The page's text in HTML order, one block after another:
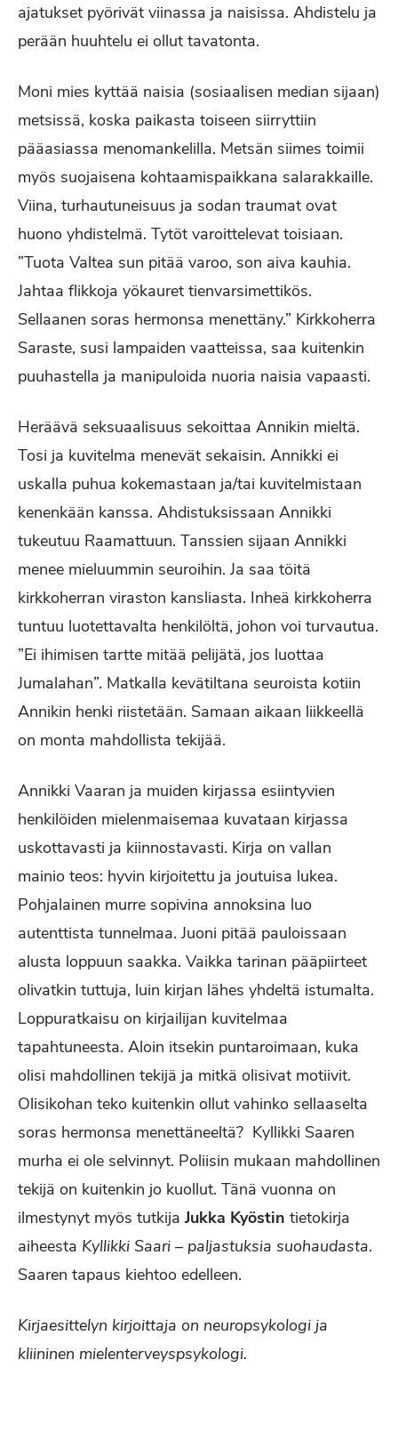
ajatukset pyörivät viinassa ja naisissa. Ahdistelu ja
perään huuhtelu ei ollut tavatonta.
Moni mies kyttää naisia (sosiaalisen median sijaan)
metsissä, koska paikasta toiseen siirryttiin
pääasiassa menomankelilla. Metsän siimes toimii
myös suojaisena kohtaamispaikkana salarakkaille.
Viina, turhautuneisuus ja sodan traumat ovat
huono yhdistelmä. Tytöt varoittelevat toisiaan.
”Tuota Valtea sun pitää varoo, son aiva kauhia.
Jahtaa flikkoja yökauret tienvarsimettikös.
Sellaanen soras hermonsa menettäny.” Kirkkoherra
Saraste, susi lampaiden vaatteissa, saa kuitenkin
puuhastella ja manipuloida nuoria naisia vapaasti.
Heräävä seksuaalisuus sekoittaa Annikin mieltä.
Tosi ja kuvitelma menevät sekaisin. Annikki ei
uskalla puhua kokemastaan ja/tai kuvitelmistaan
kenenkään kanssa. Ahdistuksissaan Annikki
tukeutuu Raamattuun. Tanssien sijaan Annikki
menee mieluummin seuroihin. Ja saa töitä
kirkkoherran viraston kansliasta. Inheä kirkkoherra
tuntuu luotettavalta henkilöltä, johon voi turvautua.
”Ei ihimisen tartte mitää pelijätä, jos luottaa
Jumalahan”. Matkalla kevätiltana seuroista kotiin
Annikin henki riistetään. Samaan aikaan liikkeellä
on monta mahdollista tekijää.
Annikki Vaaran ja muiden kirjassa esiintyvien
henkilöiden mielenmaisemaa kuvataan kirjassa
uskottavasti ja kiinnostavasti. Kirja on vallan
mainio teos: hyvin kirjoitettu ja joutuisa lukea.
Pohjalainen murre sopivina annoksina luo
autenttista tunnelmaa. Juoni pitää pauloissaan
alusta loppuun saakka. Vaikka tarinan pääpiirteet
olivatkin tuttuja, luin kirjan lähes yhdeltä istumalta.
Loppuratkaisu on kirjailijan kuvitelmaa
tapahtuneesta. Aloin itsekin puntaroimaan, kuka
olisi mahdollinen tekijä ja mitkä olisivat motiivit.
Olisikohan teko kuitenkin ollut vahinko sellaaselta
soras hermonsa menettäneeltä? Kyllikki Saaren
murha ei ole selvinnyt. Poliisin mukaan mahdollinen
tekijä on kuitenkin jo kuollut. Tänä vuonna on
ilmestynyt myös tutkija Jukka Kyöstin tietokirja
aiheesta Kyllikki Saari – paljastuksia suohaudasta.
Saaren tapaus kiehtoo edelleen.
Kirjaesittelyn kirjoittaja on neuropsykologi ja
kliininen mielenterveyspsykologi.